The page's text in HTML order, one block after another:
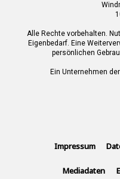
Alle Rechte vorbehalten.
Eigenbedarf. Eine
persönlichen
Ein Unternehmen der
Impressum
Mediadaten